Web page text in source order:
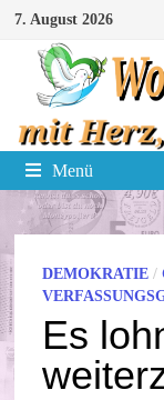
Zum
Inhalt
springen
7. August 2026
Menü
DEMOKRATIE /
Es